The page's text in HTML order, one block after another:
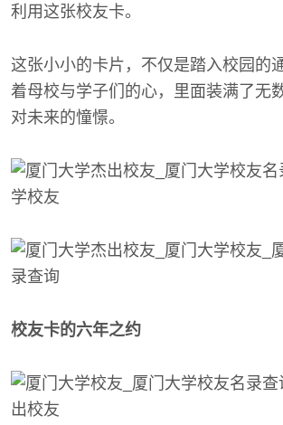
利用这张校友卡。
这张小小的卡片，不仅是踏入校园的
着母校与学子们的心，里面装满了无
对未来的憧憬。
校友卡的六年之约